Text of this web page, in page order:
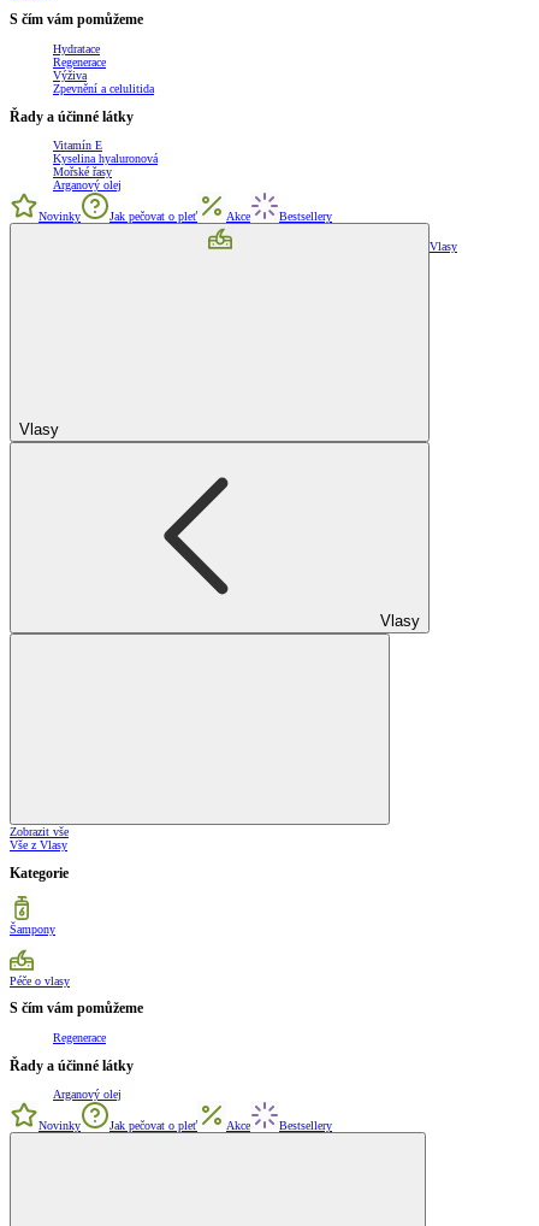
S čím vám pomůžeme
Hydratace
Regenerace
Výživa
Zpevnění a celulitida
Řady a účinné látky
Vitamín E
Kyselina hyaluronová
Mořské řasy
Arganový olej
Novinky Jak pečovat o pleť Akce Bestsellery
Vlasy
Vlasy
Vlasy
Zobrazit vše
Vše z Vlasy
Kategorie
Šampony
Péče o vlasy
S čím vám pomůžeme
Regenerace
Řady a účinné látky
Arganový olej
Novinky Jak pečovat o pleť Akce Bestsellery